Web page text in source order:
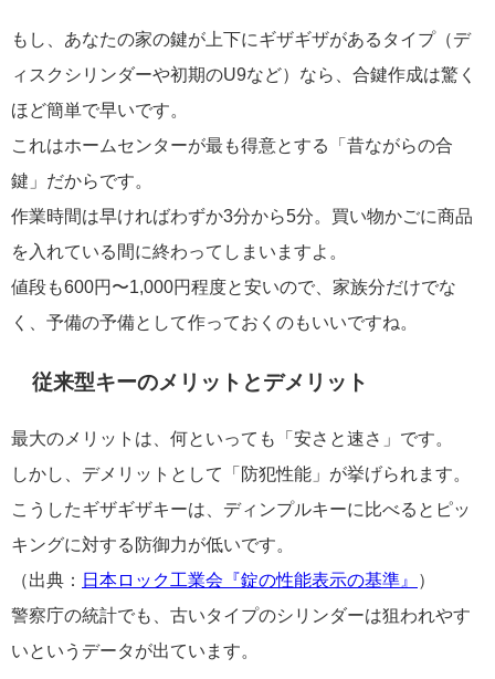
もし、あなたの家の鍵が上下にギザギザがあるタイプ（デ
ィスクシリンダーや初期のU9など）なら、合鍵作成は驚く
ほど簡単で早いです。
これはホームセンターが最も得意とする「昔ながらの合
鍵」だからです。
作業時間は早ければわずか3分から5分。買い物かごに商品
を入れている間に終わってしまいますよ。
値段も600円〜1,000円程度と安いので、家族分だけでな
く、予備の予備として作っておくのもいいですね。
従来型キーのメリットとデメリット
最大のメリットは、何といっても「安さと速さ」です。
しかし、デメリットとして「防犯性能」が挙げられます。
こうしたギザギザキーは、ディンプルキーに比べるとピッ
キングに対する防御力が低いです。
（出典：
日本ロック工業会『錠の性能表示の基準』
）
警察庁の統計でも、古いタイプのシリンダーは狙われやす
いというデータが出ています。